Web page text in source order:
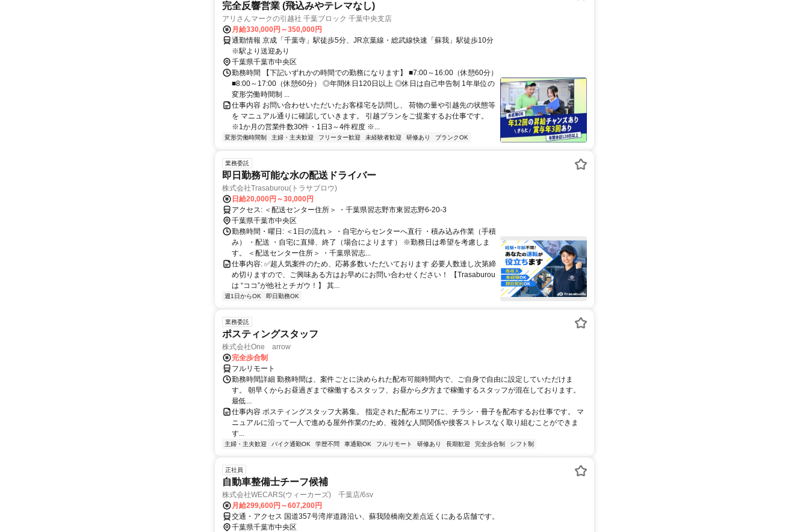
完全反響営業 (飛込みやテレマなし)
アリさんマークの引越社 千葉ブロック 千葉中央支店
月給330,000円～350,000円
通勤情報 京成「千葉寺」駅徒歩5分、JR京葉線・総武線快速「蘇我」駅徒歩10分
※駅より送迎あり
千葉県千葉市中央区
勤務時間 【下記いずれかの時間での勤務になります】 ■7:00～16:00（休憩60分）
■8:00～17:00（休憩60分） ◎年間休日120日以上 ◎休日は自己申告制 1年単位の
変形労働時間制 ...
仕事内容 お問い合わせいただいたお客様宅を訪問し、 荷物の量や引越先の状態等
を マニュアル通りに確認していきます。 引越プランをご提案するお仕事です。
※1か月の営業件数30件・1日3～4件程度 ※...
変形労働時間制 主婦・主夫歓迎 フリーター歓迎 未経験者歓迎 研修あり ブランクOK
業務委託
即日勤務可能な水の配送ドライバー
株式会社Trasaburou(トラサブロウ)
日給20,000円～30,000円
アクセス: ＜配送センター住所＞ ・千葉県習志野市東習志野6-20-3
千葉県千葉市中央区
勤務時間・曜日: ＜1日の流れ＞ ・自宅からセンターへ直行 ・積み込み作業（手積
み） ・配送 ・自宅に直帰、終了（場合によります） ※勤務日は希望を考慮しま
す。 ＜配送センター住所＞ ・千葉県習志...
仕事内容: ✅超人気案件のため、応募多数いただいております 必要人数達し次第締
め切りますので、ご興味ある方はお早めにお問い合わせください！ 【Trasaburou
は “ココ”が他社とチガウ！】 其...
週1日からOK 即日勤務OK
業務委託
ポスティングスタッフ
株式会社One arrow
完全歩合制
フルリモート
勤務時間詳細 勤務時間は、案件ごとに決められた配布可能時間内で、ご自身で自由に設定していただけま
す。 朝早くからお昼過ぎまで稼働するスタッフ、お昼から夕方まで稼働するスタッフが混在しております。
最低...
仕事内容 ポスティングスタッフ大募集。 指定された配布エリアに、チラシ・冊子を配布するお仕事です。 マ
ニュアルに沿って一人で進める屋外作業のため、複雑な人間関係や接客ストレスなく取り組むことができま
す...
主婦・主夫歓迎 バイク通勤OK 学歴不問 車通勤OK フルリモート 研修あり 長期歓迎 完全歩合制 シフト制
正社員
自動車整備士チーフ候補
株式会社WECARS(ウィーカーズ) 千葉店/6sv
月給299,600円～607,200円
交通・アクセス 国道357号湾岸道路沿い、蘇我陸橋南交差点近くにある店舗です。
千葉県千葉市中央区